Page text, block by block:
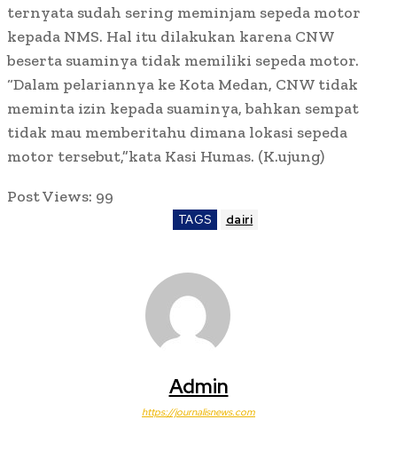
ternyata sudah sering meminjam sepeda motor
kepada NMS. Hal itu dilakukan karena CNW
beserta suaminya tidak memiliki sepeda motor.
“Dalam pelariannya ke Kota Medan, CNW tidak
meminta izin kepada suaminya, bahkan sempat
tidak mau memberitahu dimana lokasi sepeda
motor tersebut,”kata Kasi Humas. (K.ujung)
Post Views: 99
TAGS dairi
Admin
https://journalisnews.com